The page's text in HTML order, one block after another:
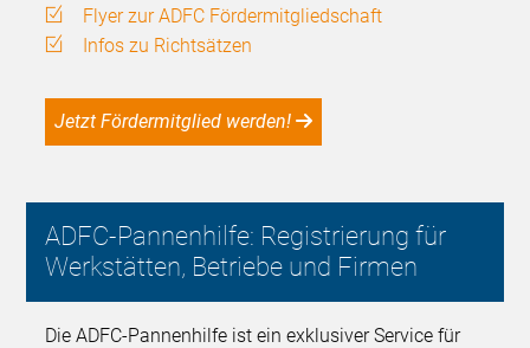
Flyer zur ADFC Fördermitgliedschaft
Infos zu Richtsätzen
Jetzt Fördermitglied werden!
ADFC-Pannenhilfe: Registrierung für
Werkstätten, Betriebe und Firmen
Die ADFC-Pannenhilfe ist ein exklusiver Service für